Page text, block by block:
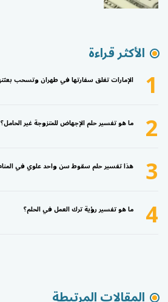
الأكثر قراءة
1 الإمارات تغلق سفارتها في طهران وتسحب
2 ما هو تفسير حلم الإجهاض للمتزوجة غير الحامل؟
3 هذا تفسير حلم سقوط سن واحد علوي في
4 ما هو تفسير رؤية ترك العمل في الحلم؟